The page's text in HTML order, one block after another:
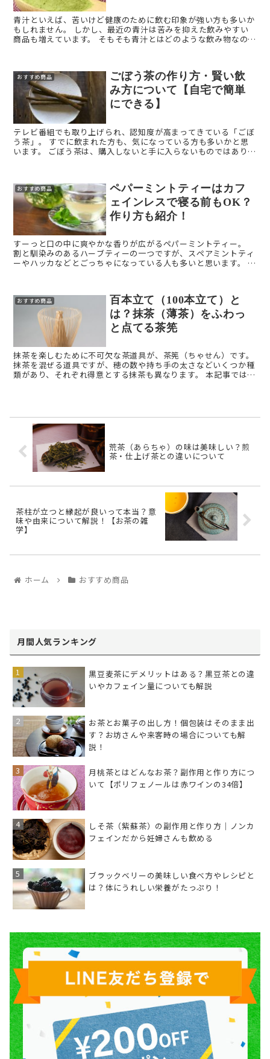
青汁といえば、苦いけど健康のために飲む印象が強い方も多いか
もしれません。 しかし、最近の青汁は苦みを抑えた飲みやすい
商品も増えています。 そもそも青汁とはどのような飲み物なので
おすすめ商品
ごぼう茶の作り方・賢い飲
み方について【自宅で簡単
にできる】
テレビ番組でも取り上げられ、認知度が高まってきている「ごぼ
う茶」。 すでに飲まれた方も、気になっている方も多いかと思
います。 ごぼう茶は、購入しないと手に入らないものではありま
おすすめ商品
ペパーミントティーはカフ
ェインレスで寝る前もOK？
作り方も紹介！
すーっと口の中に爽やかな香りが広がるペパーミントティー。
割と馴染みのあるハーブティーの一つですが、スペアミントティ
ーやハッカなどとごっちゃになっている人も多いと思います。 そ
おすすめ商品
百本立て（100本立て）と
は？抹茶（薄茶）をふわっ
と点てる茶筅
抹茶を楽しむために不可欠な茶道具が、茶筅（ちゃせん）です。
抹茶を混ぜる道具ですが、穂の数や持ち手の太さなどいくつか種
類があり、それぞれ得意とする抹茶も異なります。 本記事では、
荒茶（あらちゃ）の味は美味しい？煎
茶・仕上げ茶との違いについて
茶柱が立つと縁起が良いって本当？意
味や由来について解説！【お茶の雑
学】
ホーム おすすめ商品
月間人気ランキング
黒豆麦茶にデメリットはある？黒豆茶との違
いやカフェイン量についても解説
お茶とお菓子の出し方！個包装はそのまま出
す？お坊さんや来客時の場合についても解
説！
月桃茶とはどんなお茶？副作用と作り方につ
いて【ポリフェノールは赤ワインの34倍】
しそ茶（紫蘇茶）の副作用と作り方｜ノンカ
フェインだから妊婦さんも飲める
ブラックベリーの美味しい食べ方やレシピと
は？体にうれしい栄養がたっぷり！